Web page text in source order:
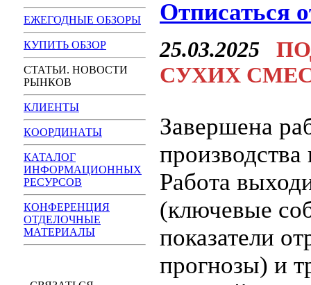
ЕЖЕГОДНЫЕ ОБЗОРЫ
КУПИТЬ ОБЗОР
СТАТЬИ. НОВОСТИ
РЫНКОВ
КЛИЕНТЫ
КООРДИНАТЫ
КАТАЛОГ
ИНФОРМАЦИОННЫХ
РЕСУРСОВ
КОНФЕРЕНЦИЯ
ОТДЕЛОЧНЫЕ
МАТЕРИАЛЫ
Отписаться
25.03.2025
СУХИХ
Завершена
Работа
(ключевые
показатели
прогнозы) и